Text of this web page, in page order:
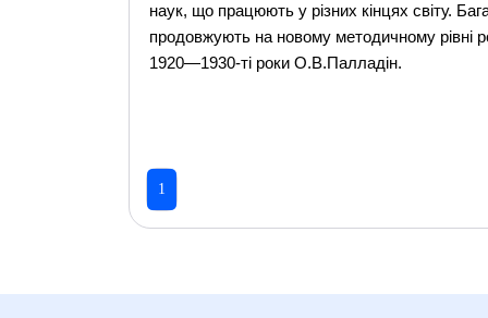
наук, що працюють у рiзних кiнцях свiту.
продовжують на новому методичному рівні
1920—1930-ті роки О.В.Палладін.
1